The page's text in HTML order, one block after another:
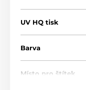
UV HQ tisk
Barva
Místo pro štítek